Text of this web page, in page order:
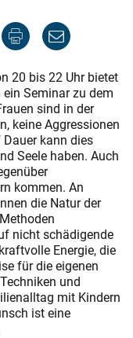
20 bis 22 Uhr bietet
Seminar zu dem
sind in der
keine Aggressionen
kann dies
Seele haben. Auch
kommen. An
die Natur der
nicht schädigende
Energie, die
für die eigenen
und
mit Kindern
ist eine